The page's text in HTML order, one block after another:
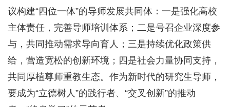
议构建“四位一体”的导师发展共同体：一是强化高校
主体责任，完善导师培训体系；二是号召企业深度参
与，共同推动需求导向育人；三是持续优化政策供
给，营造宽松的创新环境；四是社会力量协同支持，
共同厚植尊师重教生态。作为新时代的研究生导师，
要成为“立德树人”的践行者、“交叉创新”的推动